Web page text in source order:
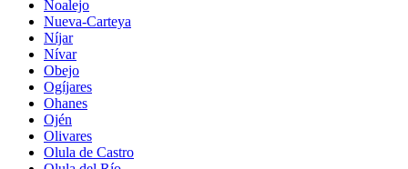
Noalejo
Nueva-Carteya
Níjar
Nívar
Obejo
Ogíjares
Ohanes
Ojén
Olivares
Olula de Castro